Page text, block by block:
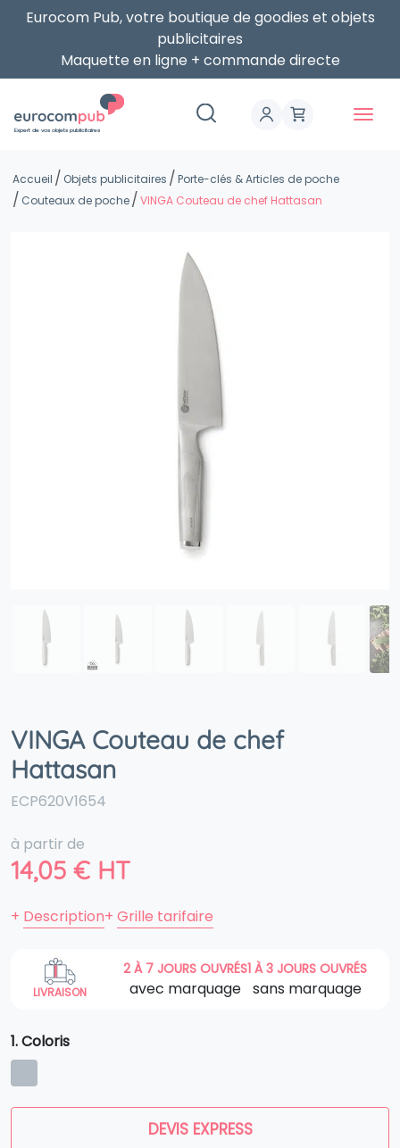
Eurocom Pub, votre boutique de goodies et objets
publicitaires
Maquette en ligne + commande directe
Expert de vos objets publicitaires
Accueil Objets publicitaires
Porte-clés & Articles de poche
Couteaux de poche
VINGA Couteau de chef Hattasan
VINGA Couteau de chef
Hattasan
ECP620V1654
à partir de
14,05 € HT
+ Description+ Grille tarifaire
LIVRAISON
2 À 7 JOURS OUVRÉS
avec marquage
1 À 3 JOURS OUVRÉS
sans marquage
1. Coloris
DEVIS EXPRESS